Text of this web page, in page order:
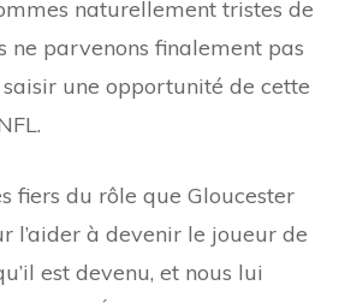
naturellement tristes de
ne parvenons finalement pas
une opportunité de cette
fiers du rôle que Gloucester
l’aider à devenir le joueur de
est devenu, et nous lui